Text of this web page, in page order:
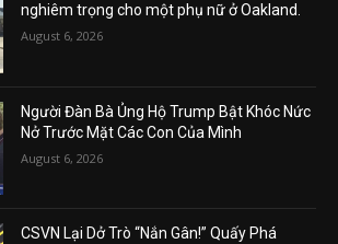
nghiêm trọng cho một phụ nữ ở Oakland.
August 6, 2026
Người Đàn Bà Ủng Hộ Trump Bật Khóc Nức
Nở Trước Mặt Các Con Của Mình
August 6, 2026
CSVN Lại Dở Trò “Nắn Gân!” Quấy Phá